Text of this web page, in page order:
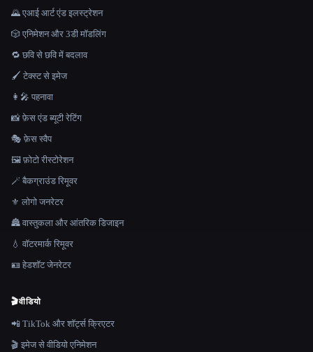
🌄 एआई आर्ट एंड इलस्ट्रेशन
🎲 एनिमेशन और 3डी मॉडलिंग
🔁 छवि से छवि में बदलाव
🖌️ टेक्स्ट से इमेज
👩‍🎤 पहनावा
📸 फ़ेस एंड ब्यूटी रेटिंग
🎭 फ़ेस स्वैप
🖼️ फ़ोटो रीस्टोरेशन
🪄 बैकग्राउंड रिमूवर
⚜️ लोगो जनरेटर
🏯 वास्तुकला और आंतरिक डिजाइन
💧 वॉटरमार्क रिमूवर
🪪 हेडशॉट जेनरेटर
🎬वीडियो
📲 TikTok और शॉर्ट्स क्रिएटर
🎬 इमेज से वीडियो एनिमेशन